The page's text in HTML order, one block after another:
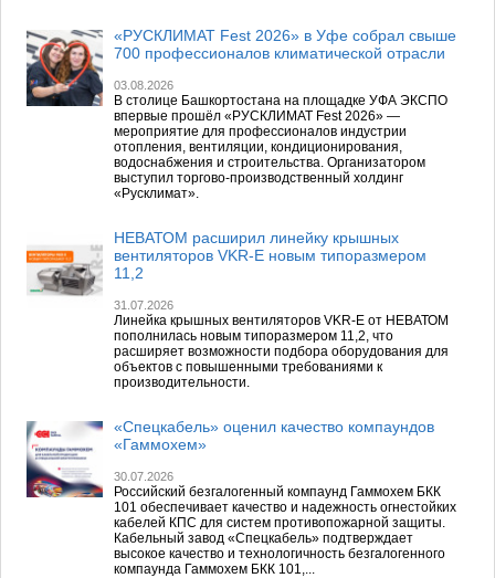
«РУСКЛИМАТ Fest 2026» в Уфе собрал свыше
700 профессионалов климатической отрасли
03.08.2026
В столице Башкортостана на площадке УФА ЭКСПО
впервые прошёл «РУСКЛИМАТ Fest 2026» —
мероприятие для профессионалов индустрии
отопления, вентиляции, кондиционирования,
водоснабжения и строительства. Организатором
выступил торгово-производственный холдинг
«Русклимат».
НЕВАТОМ расширил линейку крышных
вентиляторов VKR-E новым типоразмером
11,2
31.07.2026
Линейка крышных вентиляторов VKR-E от НЕВАТОМ
пополнилась новым типоразмером 11,2, что
расширяет возможности подбора оборудования для
объектов с повышенными требованиями к
производительности.
«Спецкабель» оценил качество компаундов
«Гаммохем»
30.07.2026
Российский безгалогенный компаунд Гаммохем БКК
101 обеспечивает качество и надежность огнестойких
кабелей КПС для систем противопожарной защиты.
Кабельный завод «Спецкабель» подтверждает
высокое качество и технологичность безгалогенного
компаунда Гаммохем БКК 101,...